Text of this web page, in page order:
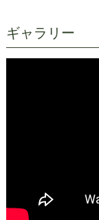
2025/11/04
【三ケ日みかん
12月の上旬ごろ
お届けまで今し
ギャラリー